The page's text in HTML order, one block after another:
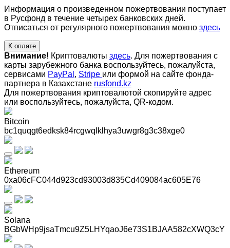
Информация о произведенном пожертвовании поступает
в Русфонд в течение четырех банковских дней.
Отписаться от регулярного пожертвования можно здесь
К оплате
Внимание! Криптовалюты здесь. Для пожертвования с
карты зарубежного банка воспользуйтесь, пожалуйста,
сервисами PayPal , Stripe или формой на сайте фонда-
партнера в Казахстане rusfond.kz
Для пожертвования криптовалютой скопируйте адрес
или воспользуйтесь, пожалуйста, QR-кодом.
Bitcoin
bc1quqgt6edksk84rcgwqlklhya3uwgr8g3c38xge0
Ethereum
0xa06cFC044d923cd93003d835Cd409084ac605E76
Solana
BGbWHp9jsaTmcu9Z5LHYqaoJ6e73S1BJAA582cXWQ3cY